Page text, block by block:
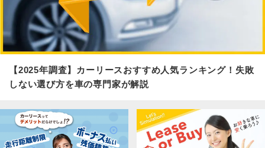
【2025年調査】カーリースおすすめ人気ランキング！失敗
しない選び方を車の専門家が解説